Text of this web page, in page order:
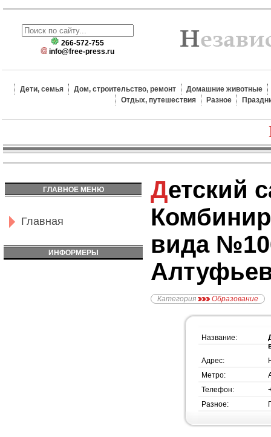
266-572-755
info@free-press.ru
Дети, семья Дом, строительство, ремонт
Домашние животные
Отдых, путешествия
Разное
ГЛАВНОЕ МЕНЮ
Главная
ИНФОРМЕРЫ
Детский сад
вида
Категория Образование
Название:
Адрес:
Метро:
Телефон:
Разное: